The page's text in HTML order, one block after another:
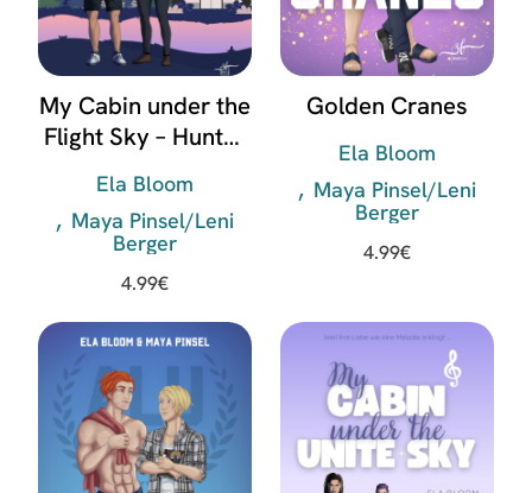
My Cabin under the
Flight Sky – Hunter
Ela Bloom
Maya Pinsel/Leni
Berger
4.99€
Golden Cranes
Ela Bloom
Maya Pinsel/Leni
Berger
4.99€